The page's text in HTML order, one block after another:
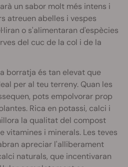
un sabor molt més intens i
atreuen abelles i vespes
o s'alimentaran d'espècies
del cuc de la col i de la
borratja és tan elevat que
per al teu terreny. Quan les
pots empolvorar prop
Rica en potassi, calci i
la qualitat del compost
vitamines i minerals. Les teves
apreciar l'alliberament
naturals, que incentivaran